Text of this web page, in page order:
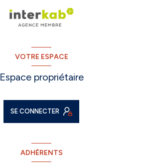
VOTRE ESPACE
Espace propriétaire
SE CONNECTER
ADHÉRENTS